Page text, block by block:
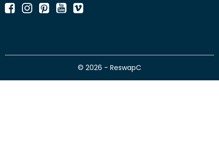
© 2026 - ReswapC